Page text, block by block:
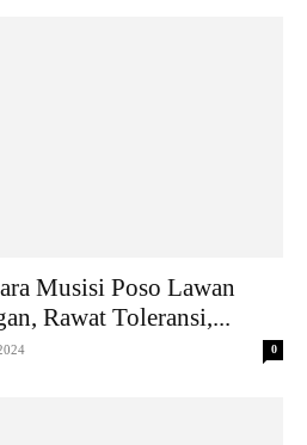
Musisi Poso Lawan
Rawat Toleransi,...
0